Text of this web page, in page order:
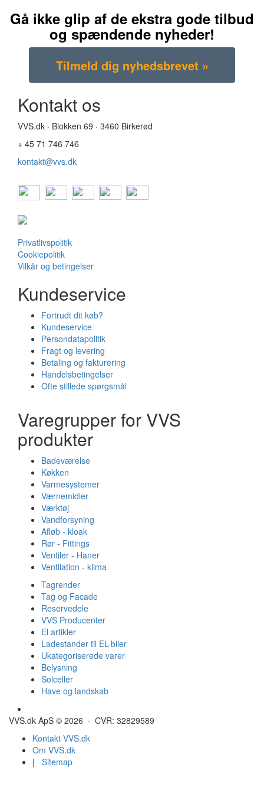
Gå ikke glip af de ekstra gode tilbud
og spændende nyheder!
Kontakt os
VVS.dk · Blokken 69 · 3460 Birkerød
+ 45 71 746 746
kontakt@vvs.dk
Privatlivspolitik
Cookiepolitik
Vilkår og betingelser
Kundeservice
Fortrudt dit køb?
Kundeservice
Persondatapolitik
Fragt og levering
Betaling og fakturering
Handelsbetingelser
Ofte stillede spørgsmål
Varegrupper for VVS
produkter
Badeværelse
Køkken
Varmesystemer
Værnemidler
Værktøj
Vandforsyning
Afløb - kloak
Rør - Fittings
Ventiler - Haner
Ventilation - klima
Tagrender
Tag og Facade
Reservedele
VVS Producenter
El artikler
Ladestander til EL-biler
Ukategoriserede varer
Belysning
Solceller
Have og landskab
VVS.dk ApS © 2026 · CVR: 32829589
Kontakt VVS.dk
Om VVS.dk
| Sitemap